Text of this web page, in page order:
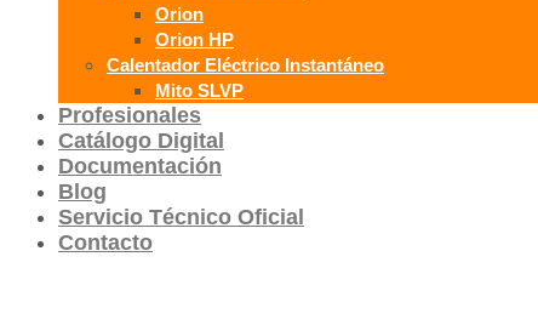
Orion
Orion HP
Calentador Eléctrico Instantáneo
Mito SLVP
Profesionales
Catálogo Digital
Documentación
Blog
Servicio Técnico Oficial
Contacto